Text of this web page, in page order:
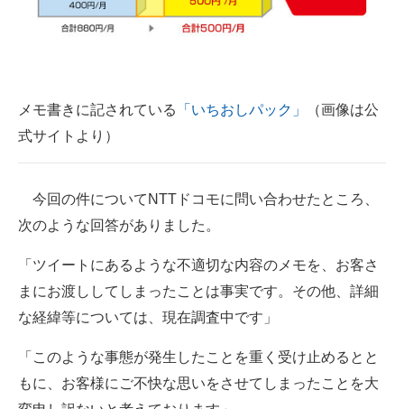
メモ書きに記されている 「いちおしパック」
（画像は公
式サイトより）
今回の件についてNTTドコモに問い合わせたところ、
次のような回答がありました。
「ツイートにあるような不適切な内容のメモを、お客さ
まにお渡ししてしまったことは事実です。その他、詳細
な経緯等については、現在調査中です」
「このような事態が発生したことを重く受け止めるとと
もに、お客様にご不快な思いをさせてしまったことを大